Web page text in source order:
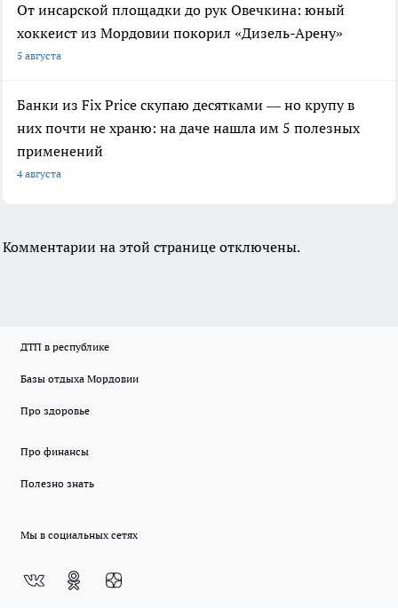
От инсарской площадки до рук Овечкина: юный
хоккеист из Мордовии покорил «Дизель-Арену»
5 августа
Банки из Fix Price скупаю десятками — но крупу в
них почти не храню: на даче нашла им 5 полезных
применений
4 августа
Комментарии на этой странице отключены.
ДТП в республике
Базы отдыха Мордовии
Про здоровье
Про финансы
Полезно знать
Мы в социальных сетях